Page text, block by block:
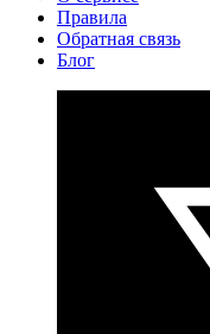
Правила
Обратная связь
Блог